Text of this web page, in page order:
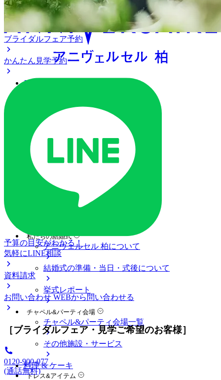
アクセス
ご列席の皆様へ
トピックス
ご予約・お問い合わせ
ブライダルフェア
ブライダルフェア一覧
ブライダルフェアの基礎知識
私たちの結婚式
アニヴェルセル 柏について
結婚式の準備・当日・式後について
挙式レポート
チャペル&パーティ会場
チャペル&パーティ会場一覧
その他施設・サービス
料理 & ケーキ
ドレス&アイテム
ブライダルフェア予約
かんたん見学予約
予算の目安がわかる！
気軽にLINE相談
資料請求
お問い合わせ WEBから問い合わせる
［ブライダルフェア・見学ご希望のお客様］
0120-900-077
(通話無料)